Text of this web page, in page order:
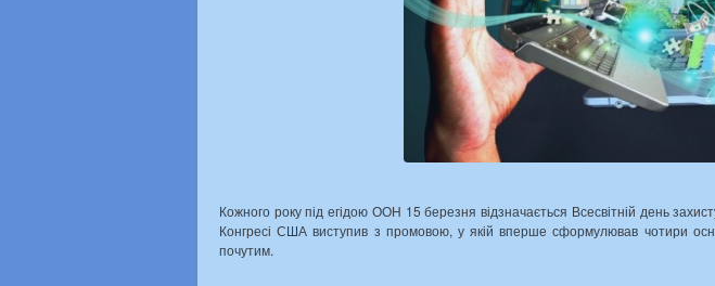
Кожного року під егідою ООН 15 березня відзначається Всесвітній день
Конгресі США виступив з промовою, у якій вперше сформулював чотири
почутим.